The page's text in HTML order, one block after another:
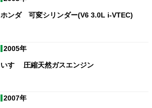
ホンダ 可変シリンダー(V6 3.0L i-VTEC)
2005年
いすゞ 圧縮天然ガスエンジン
2007年